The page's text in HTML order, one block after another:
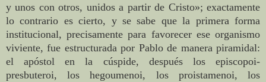
y unos con otros, unidos a partir de Cristo»; exactamente
lo contrario es cierto, y se sabe que la primera forma
institucional, precisamente para favorecer ese organismo
viviente, fue estructurada por Pablo de manera piramidal:
el apóstol en la cúspide, después los episcopoi-
presbuteroi, los hegoumenoi, los proistamenoi, los